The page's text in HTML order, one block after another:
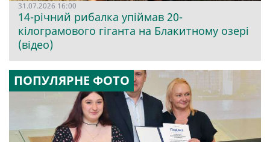
31.07.2026 16:00
14-річний рибалка упіймав 20-
кілограмового гіганта на Блакитному озері
(відео)
ПОПУЛЯРНЕ ФОТО